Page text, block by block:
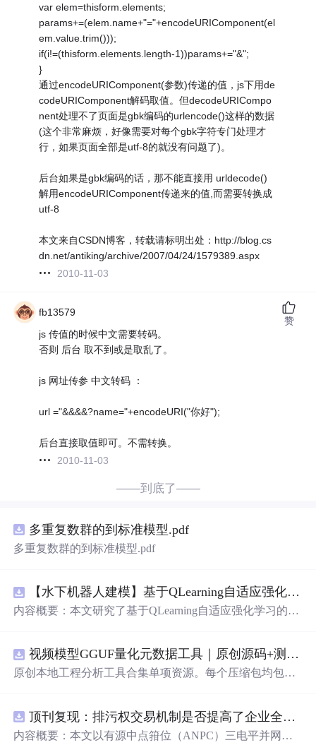
var elem=thisform.elements;
params+=(elem.name+"="+encodeURIComponent(el
em.value.trim()));
if(i!=(thisform.elements.length-1))params+="&";
}
通过encodeURIComponent(参数)传递的值，js下用de
codeURIComponent解码取值。但decodeURICompo
nent处理不了页面是gbk编码的urlencode()这样的数据
(这个非常麻烦，好像需要对每个gbk字符专门处理才
行，如果页面全部是utf-8的就没有问题了)。
后台如果是gbk编码的话，那不能直接用 urldecode()
解用encodeURIComponent传递来的值,而需要转换成
utf-8
本文来自CSDN博客，转载请标明出处：http://blog.cs
dn.net/antiking/archive/2007/04/24/1579389.aspx
2010-11-03
fb13579
js 传值的时候中文需要转码。
否则 后台 取不到或是取乱了。
js 网址传参 中文转码 ：
url ="&&&&?name="+encodeURI("你好");
后台直接取值即可。不需转换。
2010-11-03
赞
——到底了——
多重复数群的到标准模型.pdf
多重复数群的到标准模型.pdf
【水下机器人建模】基于QLearning自适应强化学习PID控制器在AUV中的应用研究（Matlab代码实现）
内容概要：本文研究了基于QLearning自适应强化学习的PI
探讨了将强化学习算法QLearning与传统PID控制相结合的
方法，以提升AUV在复杂、时变及非线性水下环境中的自
arning算法在线动态优化PID控制器的比例、积分和微分参
数，从而实现对系统误差、响应速度、超调量等性能指标
视频模型GGUF量化元数据工具｜原创源码+测试+离线报告
原创本地工程分析工具合集单项资源。每个压缩包均包含
行效果图、README、运行说明、功能清单、MIT License
及原创授权声明。Node.js 18+ 可直接运行，零第三方运行
顶刊复现：排污权交易机制是否提高了企业全要素生产率 -来自中国上市公司的证据（论文+数据）
内容概要：本文以有源中点箝位（ANPC）三电平并网逆